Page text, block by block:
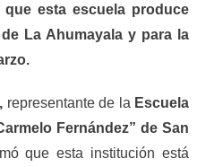
esta escuela produce
La Ahumayala y para la
representante de la Escuela
Fernández” de San
que esta institución está